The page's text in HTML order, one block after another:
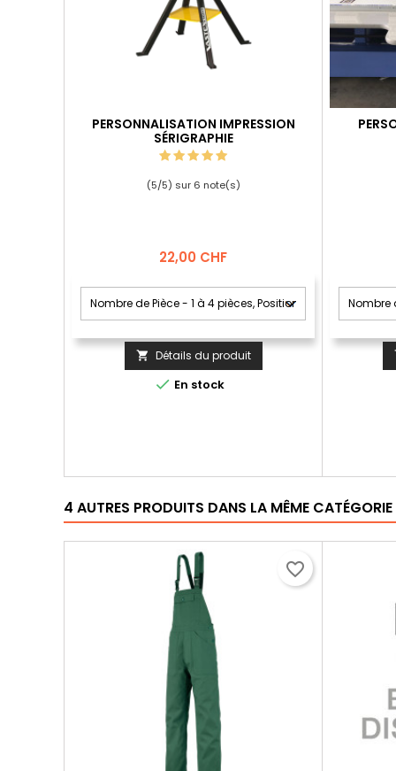
PERSONNALISATION IMPRESSION
SÉRIGRAPHIE
(5/5) sur 6 note(s)
Prix
22,00 CHF
 Détails du produit
 En stock
4 AUTRES PRODUITS DANS LA MÊME CATÉGORIE
favorite_border